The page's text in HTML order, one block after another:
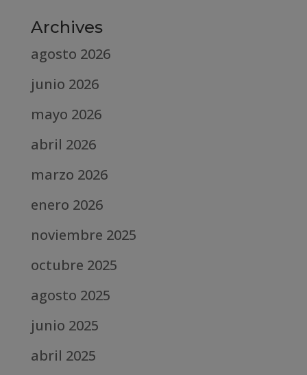
Archives
agosto 2026
junio 2026
mayo 2026
abril 2026
marzo 2026
enero 2026
noviembre 2025
octubre 2025
agosto 2025
junio 2025
abril 2025